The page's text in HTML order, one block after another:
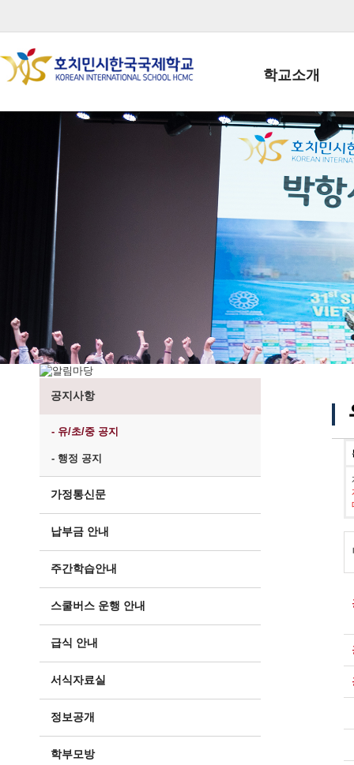
학교소개
학교장인사말
학생회장인사말
학교상징
학교 CI
교직원현황
학생현황
위치/전화
전경사진
공지사항
- 유/초/중 공지
- 행정 공지
가정통신문
납부금 안내
주간학습안내
스쿨버스 운행 안내
급식 안내
서식자료실
정보공개
학부모방